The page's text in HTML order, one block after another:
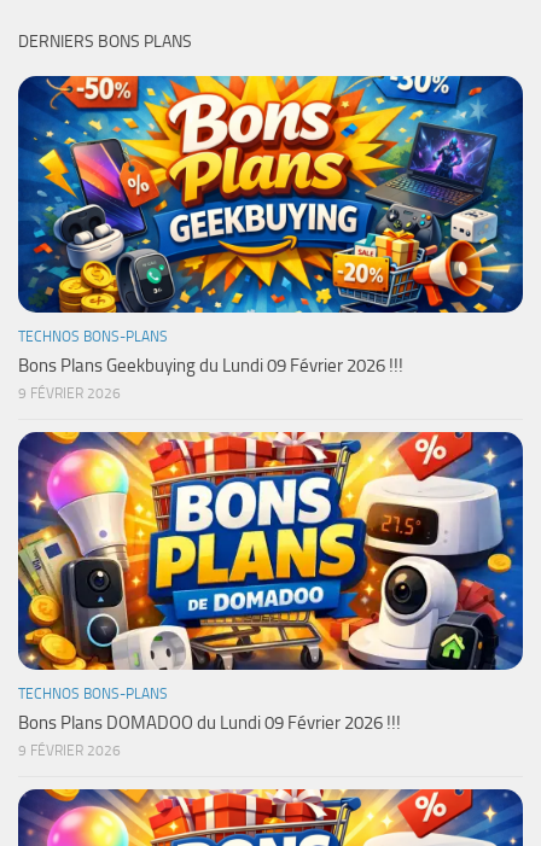
DERNIERS BONS PLANS
TECHNOS BONS-PLANS
Bons Plans Geekbuying du Lundi 09 Février 2026 !!!
9 FÉVRIER 2026
TECHNOS BONS-PLANS
Bons Plans DOMADOO du Lundi 09 Février 2026 !!!
9 FÉVRIER 2026